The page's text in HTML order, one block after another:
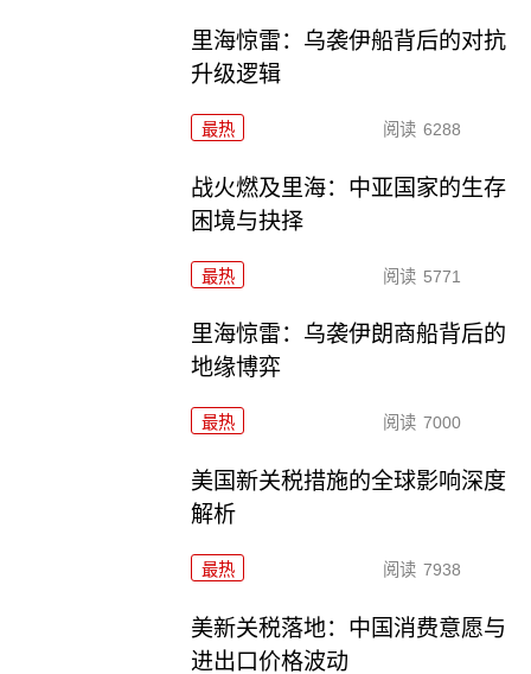
里海惊雷：乌袭伊船背后的对抗
升级逻辑
最热 阅读 6288
战火燃及里海：中亚国家的生存
困境与抉择
最热 阅读 5771
里海惊雷：乌袭伊朗商船背后的
地缘博弈
最热 阅读 7000
美国新关税措施的全球影响深度
解析
最热 阅读 7938
美新关税落地：中国消费意愿与
进出口价格波动